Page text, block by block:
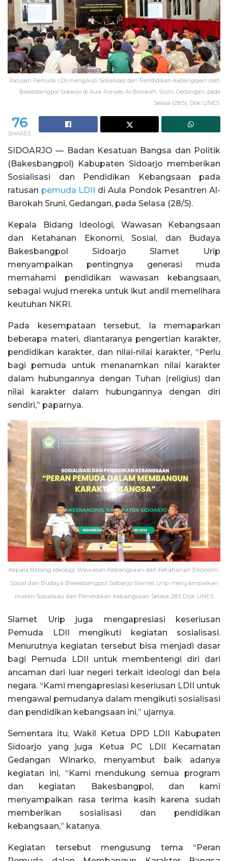
Ratusan Pemuda LDII mengikuti Sosialisasi dan Pendidikan Kebangsaan oleh
Bakesbangpol Sidoarjo di Aula Ponpes Al-Barokah, Sruni, Gedangan, pada
Selasa (28/5). Dok: LINES.
76
SHARES
SIDOARJO — Badan Kesatuan Bangsa dan Politik
(Bakesbangpol) Kabupaten Sidoarjo memberikan
Sosialisasi dan Pendidikan Kebangsaan pada
ratusan pemuda LDII di Aula Pondok Pesantren Al-
Barokah Sruni, Gedangan, pada Selasa (28/5).
Kepala Bidang Ideologi, Wawasan Kebangsaan
dan Ketahanan Ekonomi, Sosial, dan Budaya
Bakesbangpol Sidoarjo Slamet Urip
menyampaikan pentingnya generasi muda
memahami pendidikan wawasan kebangsaan,
sebagai wujud mereka untuk ikut andil memelihara
keutuhan NKRI.
Pada kesempataan tersebut, Ia memaparkan
beberapa materi, diantaranya pengertian karakter,
pendidikan karakter, dan nilai-nilai karakter, “Perlu
bagi pemuda untuk menanamkan nilai karakter
dalam hubungannya dengan Tuhan (religius) dan
nilai karakter dalam hubungannya dengan diri
sendiri,” paparnya.
Kepala Bidang Ideologi Wawasan Kebangsaan dan Ketahanan Ekonomi
Sosial dan Budaya Bakesbangpol Sidoarjo Slamet Urip menyampaikan
materi Sosialisasi dan Pendidikan Kebangsaan Selasa 285 Dok LINES
Slamet Urip juga mengapresiasi keseriusan
Pemuda LDII mengikuti kegiatan sosialisasi.
Menurutnya kegiatan tersebut bisa menjadi dasar
bagi Pemuda LDII untuk membentengi diri dari
ancaman dari luar negeri terkait ideologi dan bela
negara. “Kami mengapresiasi keseriusan LDII untuk
mengawal pemudanya dalam mengikuti sosialisasi
dan pendidikan kebangsaan ini,” ujarnya.
Sementara itu, Wakil Ketua DPD LDII Kabupaten
Sidoarjo yang juga Ketua PC LDII Kecamatan
Gedangan Winarko, menyambut baik adanya
kegiatan ini, “Kami mendukung semua program
dan kegiatan Bakesbangpol, dan kami
menyampaikan rasa terima kasih karena sudah
memberikan sosialisasi dan pendidikan
kebangsaan,” katanya.
Kegiatan tersebut mengusung tema “Peran